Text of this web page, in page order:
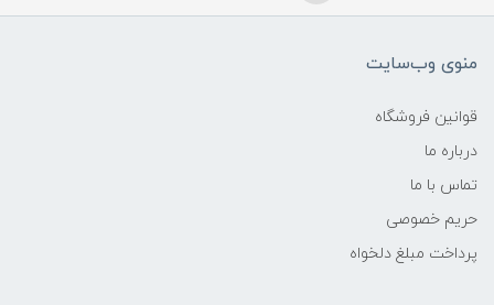
منوی وب‌سایت
قوانین فروشگاه
درباره ما
تماس با ما
حریم خصوصی
پرداخت مبلغ دلخواه